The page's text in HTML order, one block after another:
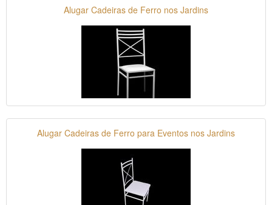
Alugar Cadeiras de Ferro nos Jardins
Alugar Cadeiras de Ferro para Eventos nos Jardins